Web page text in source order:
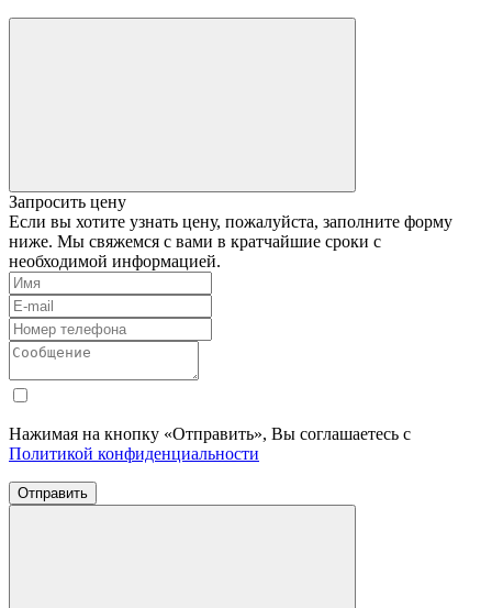
Запросить цену
Если вы хотите узнать цену, пожалуйста, заполните форму
ниже. Мы свяжемся с вами в кратчайшие сроки с
необходимой информацией.
Нажимая на кнопку «Отправить», Вы соглашаетесь с
Политикой конфиденциальности
Отправить